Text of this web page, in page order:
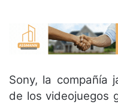
Sony, la compañía
de los videojuegos